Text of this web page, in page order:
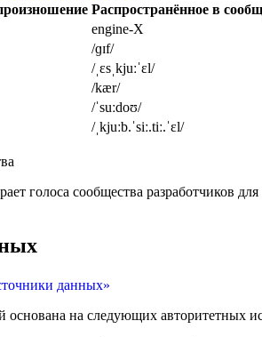
Распространённое в
engine-X
/ɡɪf/
/ˌɛsˌkjuːˈɛl/
/kær/
/ˈsuːdoʊ/
/ˌkjuːb.ˈsiː.tiː.ˈɛl/
голоса сообщества разработчиков
данных»
на следующих авторитетных